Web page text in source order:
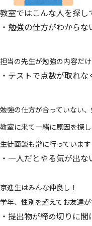
教室ではこんな人を探し
・勉強の仕方がわから
担当の先生が勉強の内容だけ
・テストで点数が取れ
勉強の仕方が合っていない
教室に来て一緒に原因を探し
生徒面談も常に行っています
・一人だとやる気が出
京進生はみんな仲良し！
学年、性別を超えてお友達
・提出物が締め切りに